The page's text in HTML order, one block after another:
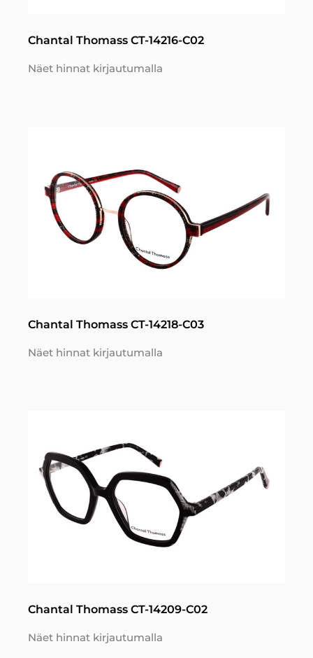
Chantal Thomass CT-14216-C02
Näet hinnat kirjautumalla
Chantal Thomass CT-14218-C03
Näet hinnat kirjautumalla
Chantal Thomass CT-14209-C02
Näet hinnat kirjautumalla